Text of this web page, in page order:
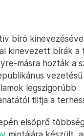
bíró
kinevezett bírák a
másra hozták a
vezetésű
legszigorúbb
tiltja a
elsöprő